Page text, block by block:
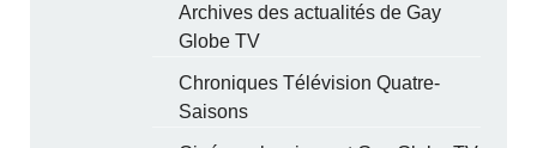
Archives des actualités de Gay
Globe TV
Chroniques Télévision Quatre-
Saisons